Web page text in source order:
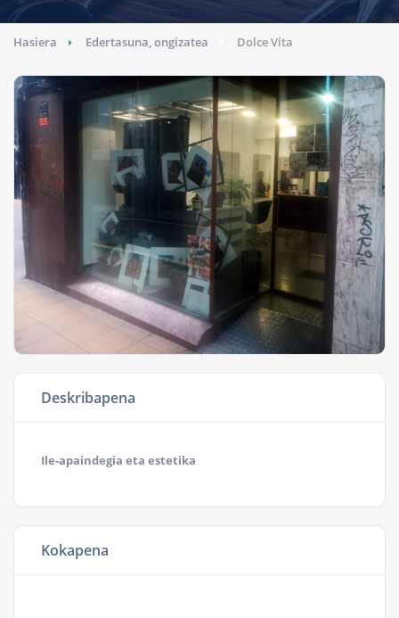
Hasiera Edertasuna, ongizatea Dolce Vita
Deskribapena
Ile-apaindegia eta estetika
Kokapena